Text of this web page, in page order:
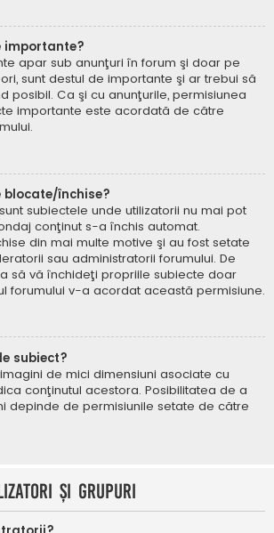
importante?
apar sub anunţuri în forum şi doar pe
sunt destul de importante şi ar trebui să
posibil. Ca şi cu anunţurile, permisiunea
importante este acordată de către
blocate/închise?
subiectele unde utilizatorii nu mai pot
conţinut s-a închis automat.
din mai multe motive şi au fost setate
sau administratorii forumului. De
să vă închideţi propriile subiecte doar
forumului v-a acordat această permisiune.
subiect?
de mici dimensiuni asociate cu
conţinutul acestora. Posibilitatea de a
depinde de permisiunile setate de către
şi grupuri